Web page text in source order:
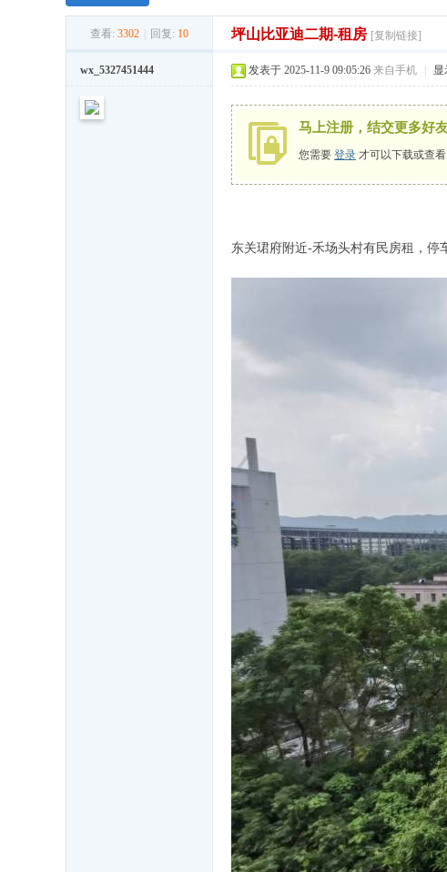
员
查看: 3302 回复: 10 坪山比亚迪二期-租房 [复制链接]
wx_5327451444 发表于 2025-11-9 09:05:26 来自手机 显
马上注册，结交更多好
您需要 登录 才可以下载或查
东关珺府附近-禾场头村有民房租，停